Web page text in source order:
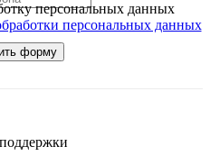
персональных данных
персональных данных